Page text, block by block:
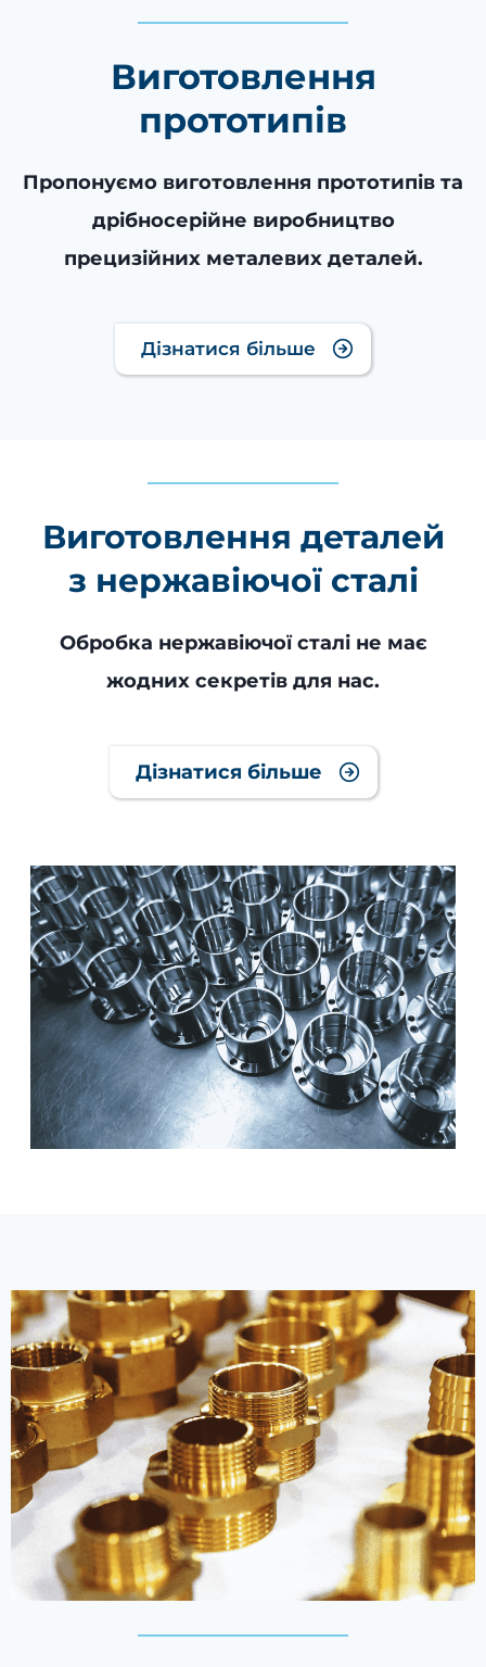
Виготовлення
прототипів
Пропонуємо виготовлення прототипів та
дрібносерійне виробництво
прецизійних металевих деталей.
Дізнатися більше
Виготовлення деталей
з нержавіючої сталі
Обробка нержавіючої сталі не має
жодних секретів для нас.
Дізнатися більше